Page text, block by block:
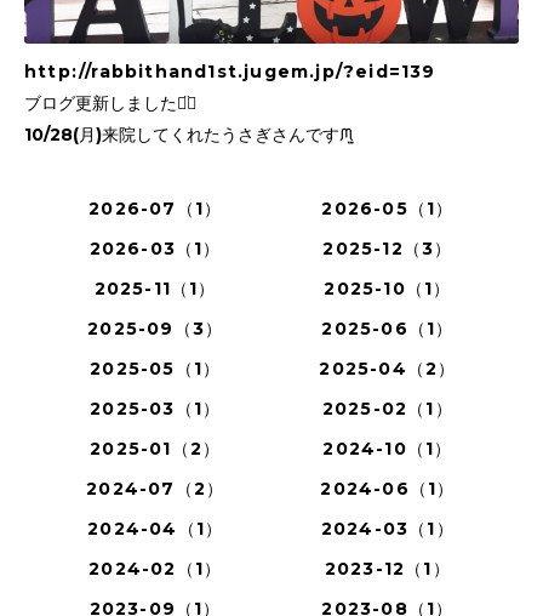
http://rabbithand1st.jugem.jp/?eid=139
ブログ更新しました⌄̈⃝
10/28(月)来院してくれたうさぎさんですᙏ̤̫
2026-07（1）
2026-05（1）
2026-03（1）
2025-12（3）
2025-11（1）
2025-10（1）
2025-09（3）
2025-06（1）
2025-05（1）
2025-04（2）
2025-03（1）
2025-02（1）
2025-01（2）
2024-10（1）
2024-07（2）
2024-06（1）
2024-04（1）
2024-03（1）
2024-02（1）
2023-12（1）
2023-09（1）
2023-08（1）